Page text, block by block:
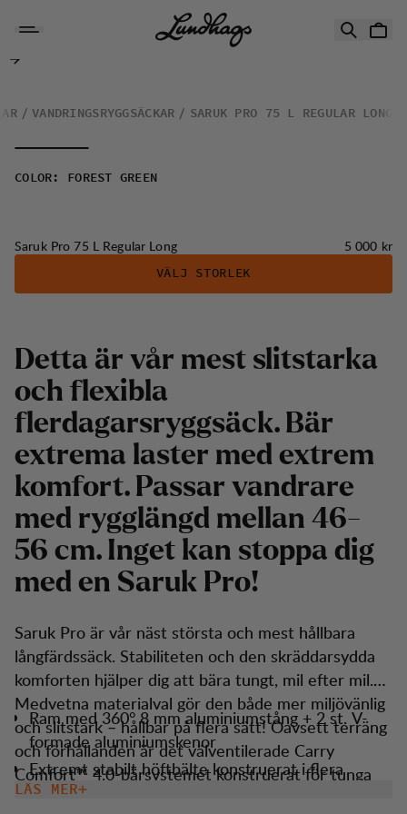
Saruk Pro 75 L Regular Long
VANDRINGSRYGGSÄCKAR SARUK PRO 75 L REGULAR LONG
COLOR : FOREST GREEN
Saruk Pro 75 L Regular Long Pris:
5 000 kr
VÄLJ STORLEK
Detta är vår mest slitstarka
och flexibla
flerdagarsryggsäck. Bär
extrema laster med extrem
komfort. Passar vandrare
med rygglängd mellan 46-
56 cm. Inget kan stoppa dig
med en Saruk Pro!
Saruk Pro är vår näst största och mest hållbara
långfärdssäck. Stabiliteten och den skräddarsydda
komforten hjälper dig att bära tungt, mil efter mil.
Medvetna materialval gör den både mer miljövänlig
och slitstark – hållbar på flera sätt! Oavsett terräng
och förhållanden är det välventilerade Carry
Comfort™ 4.0-bärsystemet konstruerat för tunga
vikter. Beroende på hur du vill packa din utrustning
Ram med 360° 8 mm aluminiumstång + 2 st. V-
formade aluminiumskenor
Extremt stabilt höftbälte konstruerat i flera
densiteter, justerbar vidd och expanderbara fickor
LÄS MER